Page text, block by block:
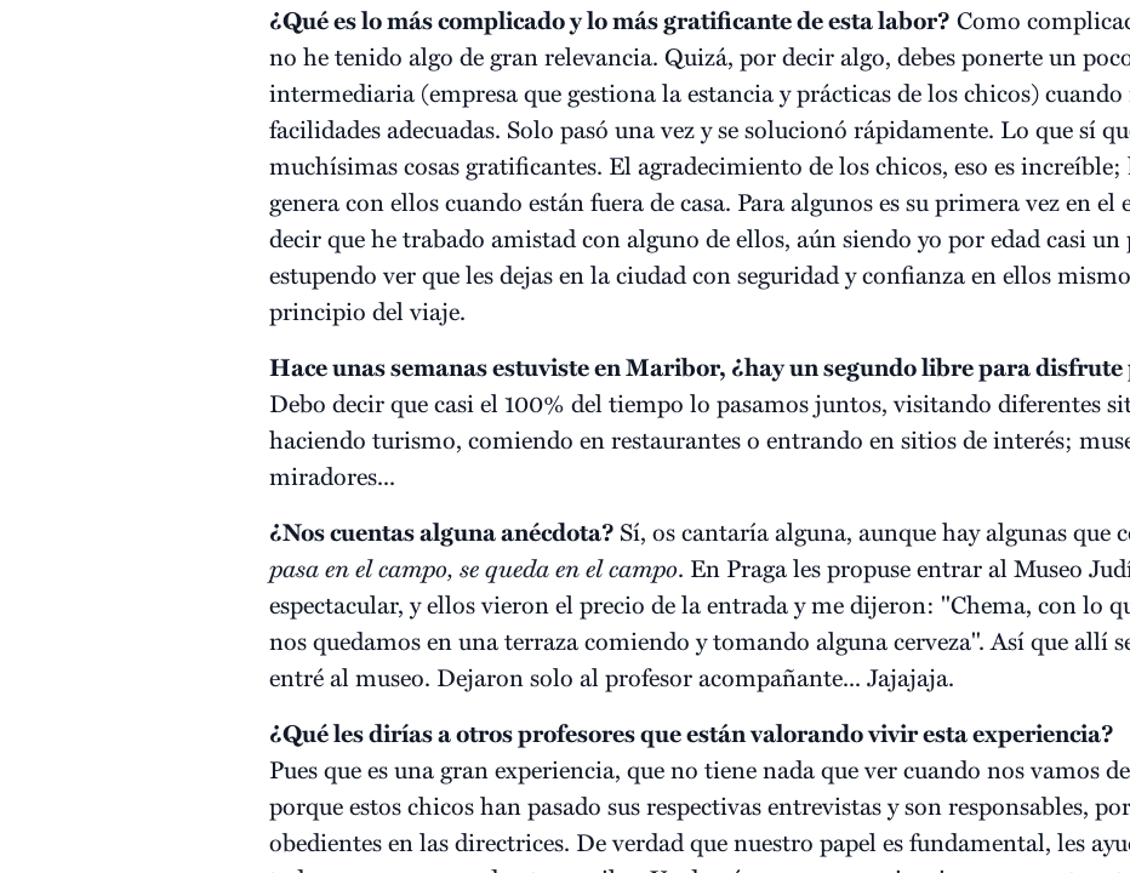
¿Qué es lo más complicado y lo más gratificante de esta labor? Como
no he tenido algo de gran relevancia. Quizá, por decir algo, debes ponerte un
intermediaria (empresa que gestiona la estancia y prácticas de los chicos)
facilidades adecuadas. Solo pasó una vez y se solucionó rápidamente. Lo que sí
muchísimas cosas gratificantes. El agradecimiento de los chicos, eso es increíble;
genera con ellos cuando están fuera de casa. Para algunos es su primera vez en
decir que he trabado amistad con alguno de ellos, aún siendo yo por edad casi un
estupendo ver que les dejas en la ciudad con seguridad y confianza en ellos
principio del viaje.
Hace unas semanas estuviste en Maribor, ¿hay un segundo libre para disfrute
Debo decir que casi el 100% del tiempo lo pasamos juntos, visitando diferentes
haciendo turismo, comiendo en restaurantes o entrando en sitios de interés;
miradores...
¿Nos cuentas alguna anécdota? Sí, os cantaría alguna, aunque hay algunas que
pasa en el campo, se queda en el campo. En Praga les propuse entrar al Museo
espectacular, y ellos vieron el precio de la entrada y me dijeron: "Chema, con lo
nos quedamos en una terraza comiendo y tomando alguna cerveza". Así que allí
entré al museo. Dejaron solo al profesor acompañante... Jajajaja.
¿Qué les dirías a otros profesores que están valorando vivir esta experiencia?
Pues que es una gran experiencia, que no tiene nada que ver cuando nos vamos
porque estos chicos han pasado sus respectivas entrevistas y son responsables,
obedientes en las directrices. De verdad que nuestro papel es fundamental, les